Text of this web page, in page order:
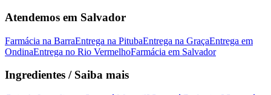
Atendemos em Salvador
Farmácia na BarraEntrega na PitubaEntrega na GraçaEntrega em
OndinaEntrega no Rio VermelhoFarmácia em Salvador
Ingredientes / Saiba mais